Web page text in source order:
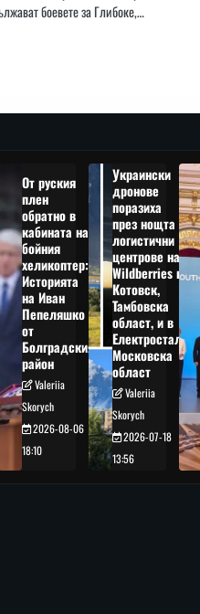
боевете за Глибоке,…
От руския
плен
обратно в
кабината на
бойния
хеликоптер:
Историята
на Иван
Пепеляшко
от
Болградския
район
Valeriia
Skorych
2026-08-06
18:10
Украински
дронове
поразиха
през нощта
логистични
центрове на
Wildberries в
Котовск,
Тамбовска
област, и в
Електростал,
Московска
област
Valeriia
Skorych
2026-07-18
13:56